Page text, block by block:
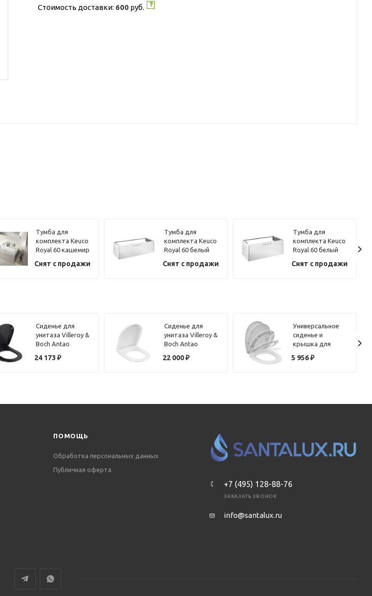
Стоимость доставки: 600 руб.
Тумба для
комплекта Keuco
Royal 60 кашемир
Снят с продажи
Тумба для
комплекта Keuco
Royal 60 белый
Снят с продажи
Тумба для
комплекта Keuco
Royal 60 белый
Снят с продажи
Сиденье для
унитаза Villeroy &
Boch Antao
матовый, с
24 173 ₽
Сиденье для
унитаза Villeroy &
Boch Antao
микролифтом
22 000₽
Универсальное
сиденье и
крышка для
овальной формы
5 956₽
ПОМОЩЬ
Обработка персональных данных
Публичная оферта
+7 (495) 128-88-76
ЗАКАЗАТЬ ЗВОНОК
info@santalux.ru